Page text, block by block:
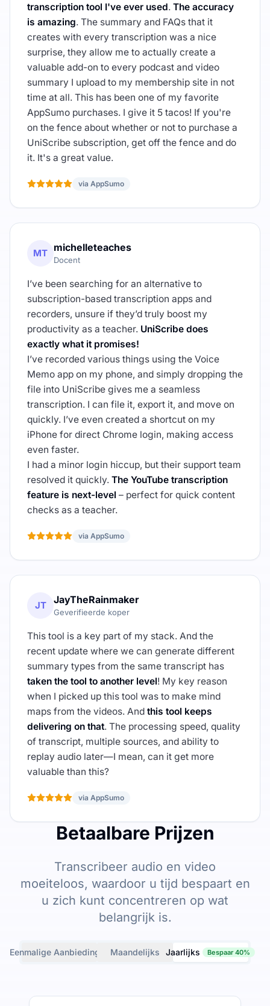
transcription tool I've ever used. The accuracy
is amazing. The summary and FAQs that it
creates with every transcription was a nice
surprise, they allow me to actually create a
valuable add-on to every podcast and video
summary I upload to my membership site in not
time at all. This has been one of my favorite
AppSumo purchases. I give it 5 tacos! If you're
on the fence about whether or not to purchase a
UniScribe subscription, get off the fence and do
it. It's a great value.
via AppSumo
MT michelleteaches
Docent
I’ve been searching for an alternative to
subscription-based transcription apps and
recorders, unsure if they’d truly boost my
productivity as a teacher. UniScribe does
exactly what it promises!
I’ve recorded various things using the Voice
Memo app on my phone, and simply dropping the
file into UniScribe gives me a seamless
transcription. I can file it, export it, and move on
quickly. I’ve even created a shortcut on my
iPhone for direct Chrome login, making access
even faster.
I had a minor login hiccup, but their support team
resolved it quickly. The YouTube transcription
feature is next-level – perfect for quick content
checks as a teacher.
via AppSumo
JT JayTheRainmaker
Geverifieerde koper
This tool is a key part of my stack. And the
recent update where we can generate different
summary types from the same transcript has
taken the tool to another level! My key reason
when I picked up this tool was to make mind
maps from the videos. And this tool keeps
delivering on that. The processing speed, quality
of transcript, multiple sources, and ability to
replay audio later—I mean, can it get more
valuable than this?
via AppSumo
Betaalbare Prijzen
Transcribeer audio en video
moeiteloos, waardoor u tijd bespaart en
u zich kunt concentreren op wat
belangrijk is.
Eenmalige Aanbiedingen Maandelijks Jaarlijks Bespaar 40%